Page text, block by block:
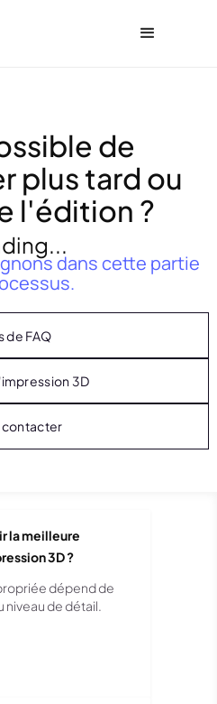
de
plus tard ou
l'édition ?
dans cette partie
de FAQ
3D
contacter
la meilleure
3D ?
dépend de
niveau de détail.